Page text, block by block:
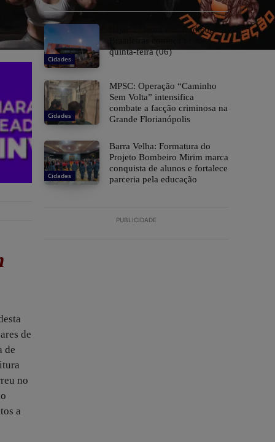
de
de
no
a
Cidades
​Itajaí: 2ª Festa das Tradições
Brasileiras começa nesta
quinta-feira (06)
Cidades
MPSC: Operação “Caminho
Sem Volta” intensifica
combate a facção criminosa na
Grande Florianópolis
Cidades
Barra Velha: Formatura do
Projeto Bombeiro Mirim marca
conquista de alunos e fortalece
parceria pela educação
PUBLICIDADE